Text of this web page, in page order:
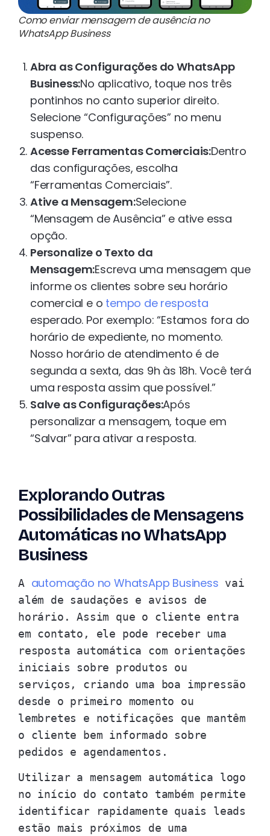
Como enviar mensagem de ausência no
WhatsApp Business
Abra as Configurações do WhatsApp
Business:No aplicativo, toque nos três
pontinhos no canto superior direito.
Selecione “Configurações” no menu
suspenso.
Acesse Ferramentas Comerciais:Dentro
das configurações, escolha
“Ferramentas Comerciais”.
Ative a Mensagem:Selecione
“Mensagem de Ausência” e ative essa
opção.
Personalize o Texto da
Mensagem:Escreva uma mensagem que
informe os clientes sobre seu horário
comercial e o tempo de resposta
esperado. Por exemplo: “Estamos fora do
horário de expediente, no momento.
Nosso horário de atendimento é de
segunda a sexta, das 9h às 18h. Você terá
uma resposta assim que possível.”
Salve as Configurações:Após
personalizar a mensagem, toque em
“Salvar” para ativar a resposta.
Explorando Outras
Possibilidades de Mensagens
Automáticas no WhatsApp
Business
A automação no WhatsApp Business vai
além de saudações e avisos de
horário. Assim que o cliente entra
em contato, ele pode receber uma
resposta automática com orientações
iniciais sobre produtos ou
serviços, criando uma boa impressão
desde o primeiro momento ou
lembretes e notificações que mantêm
o cliente bem informado sobre
pedidos e agendamentos.
Utilizar a mensagem automática logo
no início do contato também permite
identificar rapidamente quais leads
estão mais próximos de uma